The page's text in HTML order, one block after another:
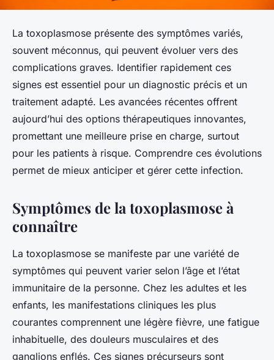
La toxoplasmose présente des symptômes variés,
souvent méconnus, qui peuvent évoluer vers des
complications graves. Identifier rapidement ces
signes est essentiel pour un diagnostic précis et un
traitement adapté. Les avancées récentes offrent
aujourd’hui des options thérapeutiques innovantes,
promettant une meilleure prise en charge, surtout
pour les patients à risque. Comprendre ces évolutions
permet de mieux anticiper et gérer cette infection.
Symptômes de la toxoplasmose à
connaître
La toxoplasmose se manifeste par une variété de
symptômes qui peuvent varier selon l’âge et l’état
immunitaire de la personne. Chez les adultes et les
enfants, les manifestations cliniques les plus
courantes comprennent une légère fièvre, une fatigue
inhabituelle, des douleurs musculaires et des
ganglions enflés. Ces signes précurseurs sont